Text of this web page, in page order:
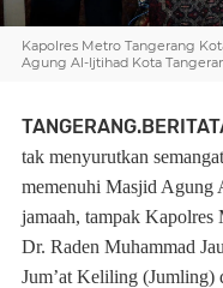
Kapolres Metro Tangerang
Agung Al-Ijtihad Kota
tak menyurutkan
memenuhi Masjid Agung
jamaah, tampak
Dr. Raden Muhammad
Jum’at Keliling (Jumling)